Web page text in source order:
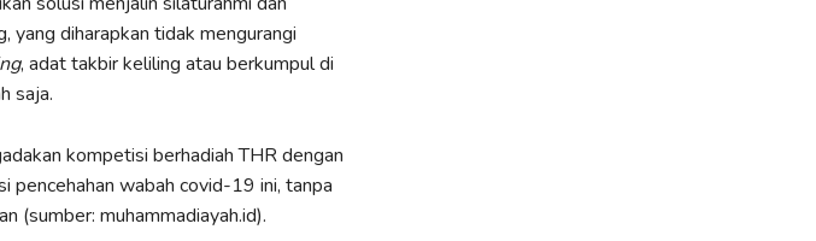
yang diharapkan tidak mengurangi
, adat takbir keliling atau berkumpul di
saja.
kompetisi berhadiah THR dengan
pencehahan wabah covid-19 ini, tanpa
(sumber: muhammadiayah.id).